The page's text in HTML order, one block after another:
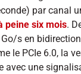
par canal
peine six mois.
s en
le PCIe 6.0, la
avec une